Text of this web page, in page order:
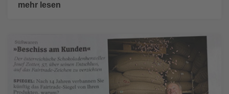
mehr lesen